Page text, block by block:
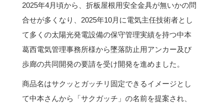
2025年4月頃から、折板屋根用安全金具が無いかの問
合せが多くなり、2025年10月に電気主任技術者とし
て多くの太陽光発電設備の保守管理実績を持つ中本
葛西電気管理事務所様から墜落防止用アンカー及び
歩廊の共同開発の要請を受け開発を進めました。
商品名はサクッとガッチリ固定できるイメージとし
て中本さんから「サクガッチ」の名前を提案され、